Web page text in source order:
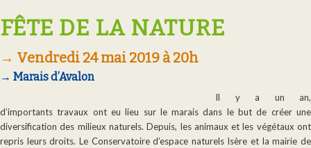
FÊTE DE LA NATURE
→ Vendredi 24 mai 2019 à 20h
→ Marais d’Avalon
Il y a un an,
d’importants travaux ont eu lieu sur le marais dans le but de créer une
diversification des milieux naturels. Depuis, les animaux et les végétaux ont
repris leurs droits. Le Conservatoire d’espace naturels Isère et la mairie de